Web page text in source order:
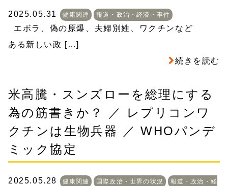
2025.05.31 健康関連 報道・政治・経済・事件
エボラ、偽の原爆、夫婦別姓、ワクチンなど
ある新しい政 […]
続きを読む
米高騰・スンズローを総理にする
為の筋書きか？ ／ レプリコンワ
クチンは生物兵器 ／ WHOパンデ
ミック協定
2025.05.28 健康関連 国際政治・世界の状況
報道・政治・経